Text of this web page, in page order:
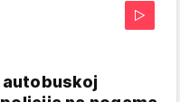
autobuskoj